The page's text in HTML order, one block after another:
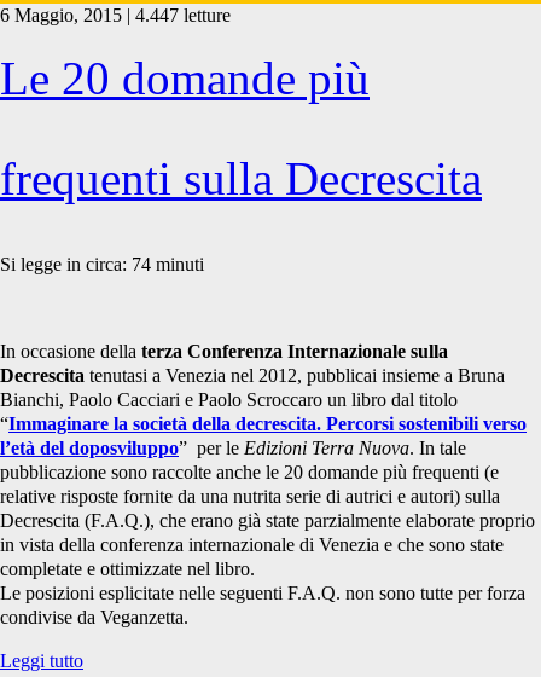
Tag:
<span>Mauro
Bonaiuti</span>
6 Maggio, 2015 | 4.447 letture
Le 20 domande più
frequenti sulla Decrescita
Si legge in circa: 74 minuti
In occasione della terza Conferenza Internazionale sulla
Decrescita tenutasi a Venezia nel 2012, pubblicai insieme a Bruna
Bianchi, Paolo Cacciari e Paolo Scroccaro un libro dal titolo
“Immaginare la società della decrescita. Percorsi sostenibili verso
l’età del doposviluppo” per le Edizioni Terra Nuova. In tale
pubblicazione sono raccolte anche le 20 domande più frequenti (e
relative risposte fornite da una nutrita serie di autrici e autori) sulla
Decrescita (F.A.Q.), che erano già state parzialmente elaborate proprio
in vista della conferenza internazionale di Venezia e che sono state
completate e ottimizzate nel libro.
Le posizioni esplicitate nelle seguenti F.A.Q. non sono tutte per forza
condivise da Veganzetta.
Leggi tuttoLe